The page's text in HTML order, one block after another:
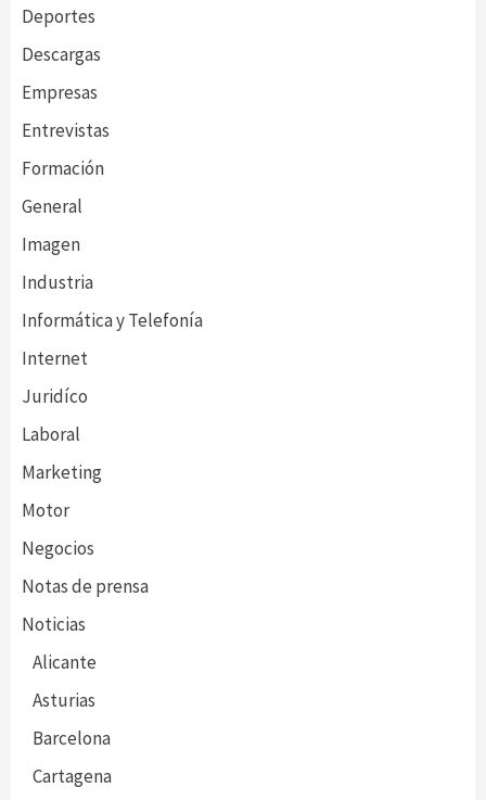
Deportes
Descargas
Empresas
Entrevistas
Formación
General
Imagen
Industria
Informática y Telefonía
Internet
Juridíco
Laboral
Marketing
Motor
Negocios
Notas de prensa
Noticias
Alicante
Asturias
Barcelona
Cartagena